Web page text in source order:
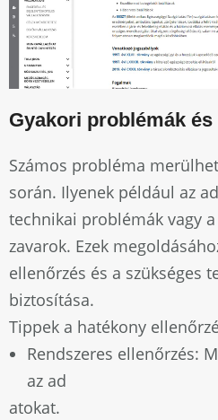
Gyakori problémák
Számos probléma
során. Ilyenek például az
technikai problémák vagy
zavarok. Ezek
ellenőrzés és a szükséges
biztosítása.
Tippek a hatékony
Rendszeres ellenőrzés:
az ad
atokat.